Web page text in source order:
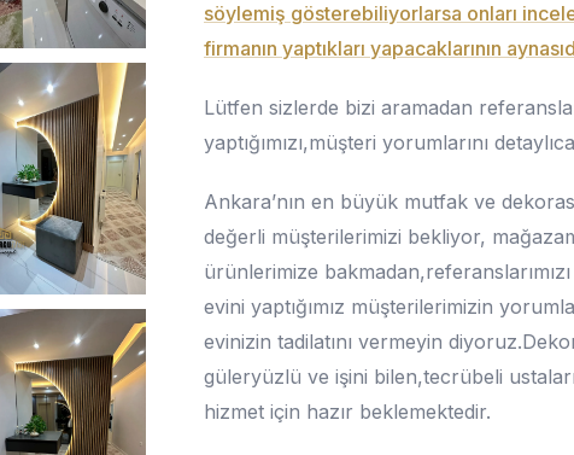
söylemiş gösterebiliyorlarsa onları
firmanın yaptıkları yapacaklarının
Lütfen sizlerde bizi aramadan
yaptığımızı,müşteri yorumlarını
Ankara’nın en büyük mutfak ve
değerli müşterilerimizi bekliyor,
ürünlerimize
evini yaptığımız müşterilerimizin
evinizin tadilatını vermeyin
güleryüzlü ve işini bilen,tecrübeli
hizmet için hazır beklemektedir.